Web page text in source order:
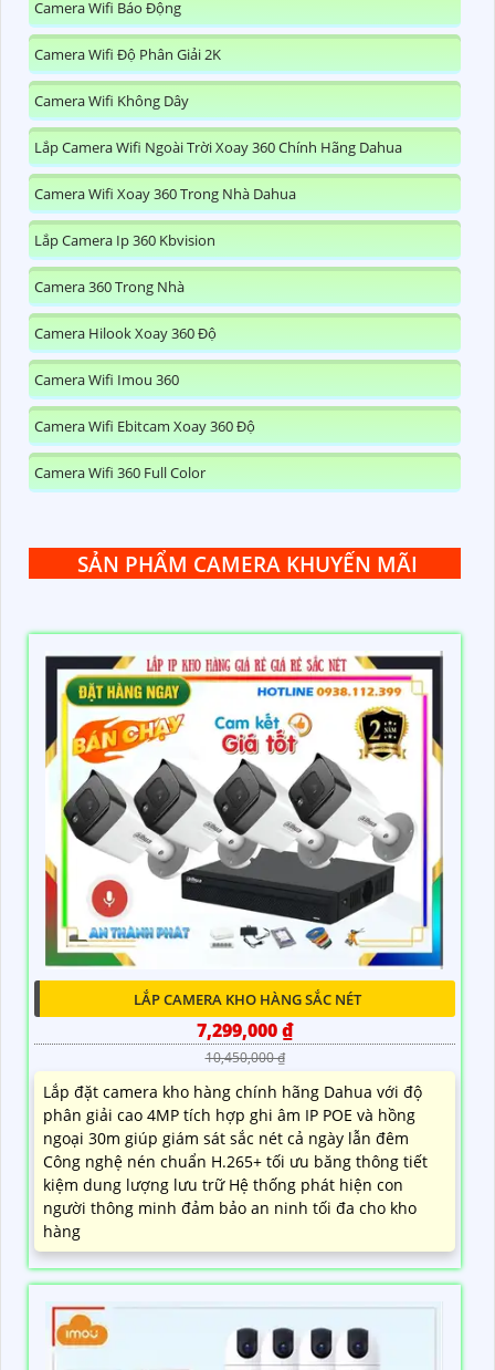
Camera Wifi Báo Động
Camera Wifi Độ Phân Giải 2K
Camera Wifi Không Dây
Lắp Camera Wifi Ngoài Trời Xoay 360 Chính Hãng Dahua
Camera Wifi Xoay 360 Trong Nhà Dahua
Lắp Camera Ip 360 Kbvision
Camera 360 Trong Nhà
Camera Hilook Xoay 360 Độ
Camera Wifi Imou 360
Camera Wifi Ebitcam Xoay 360 Độ
Camera Wifi 360 Full Color
SẢN PHẨM CAMERA KHUYẾN MÃI
LẮP CAMERA KHO HÀNG SẮC NÉT
7,299,000 ₫
10,450,000 ₫
Lắp đặt camera kho hàng chính hãng Dahua với độ
phân giải cao 4MP tích hợp ghi âm IP POE và hồng
ngoại 30m giúp giám sát sắc nét cả ngày lẫn đêm
Công nghệ nén chuẩn H.265+ tối ưu băng thông tiết
kiệm dung lượng lưu trữ Hệ thống phát hiện con
người thông minh đảm bảo an ninh tối đa cho kho
hàng